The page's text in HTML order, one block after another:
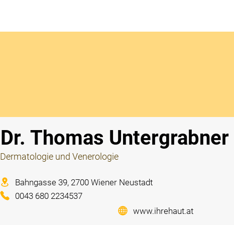
Dr. Thomas Untergrabner
Dermatologie und Venerologie
Bahngasse 39, 2700 Wiener Neustadt
0043 680 2234537
www.ihrehaut.at